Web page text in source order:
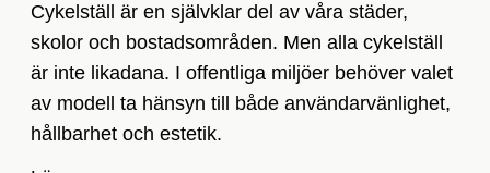
Cykelställ är en självklar del av våra städer,
skolor och bostadsområden. Men alla cykelställ
är inte likadana. I offentliga miljöer behöver valet
av modell ta hänsyn till både användarvänlighet,
hållbarhet och estetik.